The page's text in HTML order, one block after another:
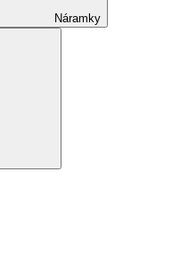
Náramky